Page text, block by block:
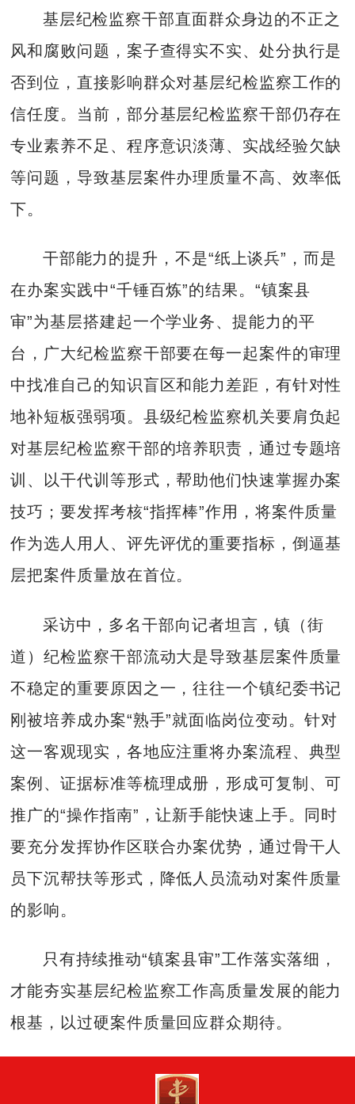
基层纪检监察干部直面群众身边的不正之
风和腐败问题，案子查得实不实、处分执行是
否到位，直接影响群众对基层纪检监察工作的
信任度。当前，部分基层纪检监察干部仍存在
专业素养不足、程序意识淡薄、实战经验欠缺
等问题，导致基层案件办理质量不高、效率低
下。
干部能力的提升，不是“纸上谈兵”，而是
在办案实践中“千锤百炼”的结果。“镇案县
审”为基层搭建起一个学业务、提能力的平
台，广大纪检监察干部要在每一起案件的审理
中找准自己的知识盲区和能力差距，有针对性
地补短板强弱项。县级纪检监察机关要肩负起
对基层纪检监察干部的培养职责，通过专题培
训、以干代训等形式，帮助他们快速掌握办案
技巧；要发挥考核“指挥棒”作用，将案件质量
作为选人用人、评先评优的重要指标，倒逼基
层把案件质量放在首位。
采访中，多名干部向记者坦言，镇（街
道）纪检监察干部流动大是导致基层案件质量
不稳定的重要原因之一，往往一个镇纪委书记
刚被培养成办案“熟手”就面临岗位变动。针对
这一客观现实，各地应注重将办案流程、典型
案例、证据标准等梳理成册，形成可复制、可
推广的“操作指南”，让新手能快速上手。同时
要充分发挥协作区联合办案优势，通过骨干人
员下沉帮扶等形式，降低人员流动对案件质量
的影响。
只有持续推动“镇案县审”工作落实落细，
才能夯实基层纪检监察工作高质量发展的能力
根基，以过硬案件质量回应群众期待。